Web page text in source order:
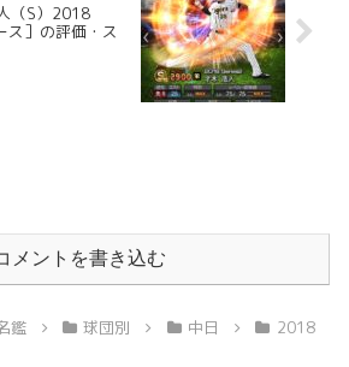
（S）2018
］の評価・ス
メントを書き込む
鑑 球団別 中日
2018